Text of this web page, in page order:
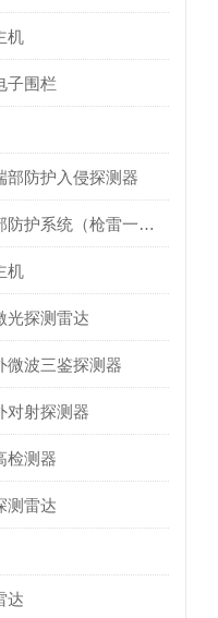
机
子围栏
部防护入侵探测器
铁路站台端部防护系统（枪雷一体）
机
光探测雷达
微波三鉴探测器
对射探测器
检测器
测雷达
达